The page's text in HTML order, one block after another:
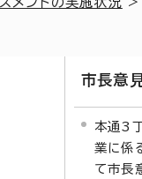
市長意
本通3
業に係
て市長